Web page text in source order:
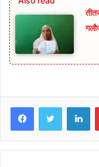
FacebookTwitter